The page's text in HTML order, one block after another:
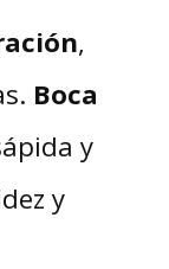
,
Boca
y
y